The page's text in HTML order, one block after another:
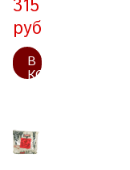
315
руб
В
КОРЗИНУ